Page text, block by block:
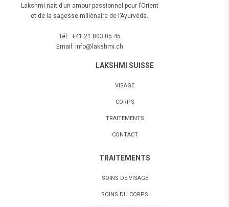
Lakshmi naît d’un amour passionnel pour l’Orient
et de la sagesse millénaire de l’Ayurvéda.
Tél.: +41 21 803 05 45
Email: info@lakshmi.ch
LAKSHMI SUISSE
VISAGE
CORPS
TRAITEMENTS
CONTACT
TRAITEMENTS
SOINS DE VISAGE
SOINS DU CORPS